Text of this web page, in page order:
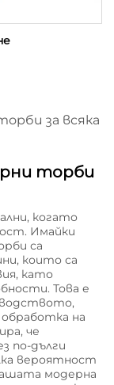
торби
когато
Имайки
са
които са
като
Това е
на
че
по-дълги
вероятност
модерна